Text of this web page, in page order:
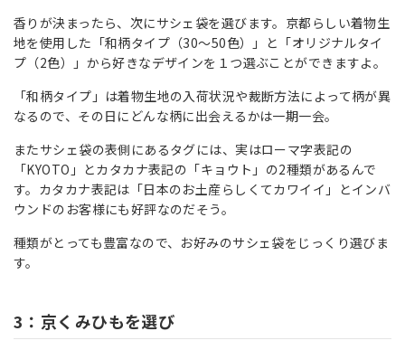
香りが決まったら、次にサシェ袋を選びます。京都らしい着物生
地を使用した「和柄タイプ（30〜50色）」と「オリジナルタイ
プ（2色）」から好きなデザインを１つ選ぶことができますよ。
「和柄タイプ」は着物生地の入荷状況や裁断方法によって柄が異
なるので、その日にどんな柄に出会えるかは一期一会。
またサシェ袋の表側にあるタグには、実はローマ字表記の
「KYOTO」とカタカナ表記の「キョウト」の2種類があるんで
す。カタカナ表記は「日本のお土産らしくてカワイイ」とインバ
ウンドのお客様にも好評なのだそう。
種類がとっても豊富なので、お好みのサシェ袋をじっくり選びま
す。
3：京くみひもを選び